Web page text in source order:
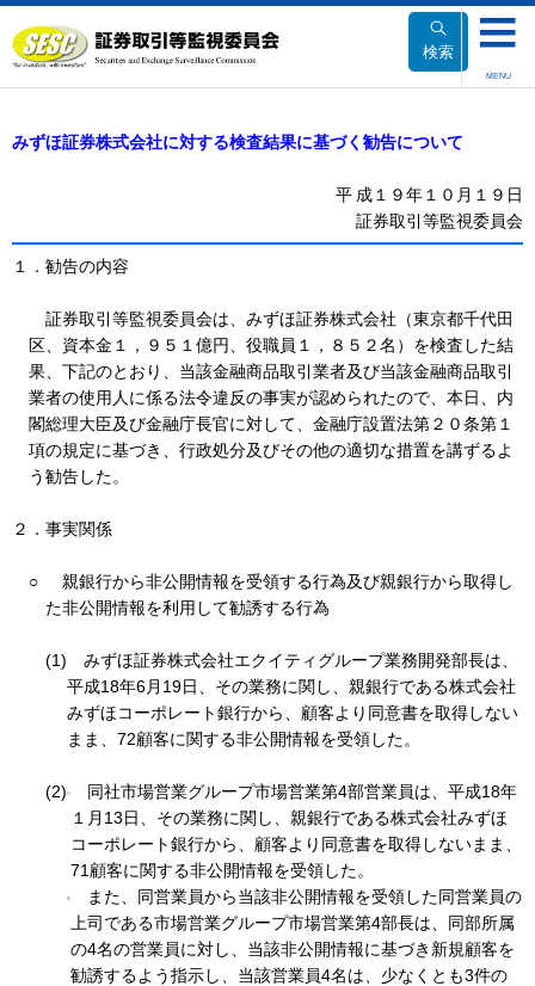
文
へ
検索
MENU
みずほ証券株式会社に対する検査結果に基づく勧告について
平 成１９年１０月１９日
証券取引等監視委員会
１ ．勧告の内容
証券取引等監視委員会は、みずほ証券株式会社（東京都千代田
区、資本金１，９５１億円、役職員１，８５２名）を検査した結
果、下記のとおり、当該金融商品取引業者及び当該金融商品取引
業者の使用人に係る法令違反の事実が認められたので、本日、内
閣総理大臣及び金融庁長官に対して、金融庁設置法第２０条第１
項の規定に基づき、行政処分及びその他の適切な措置を講ずるよ
う勧告した。
２ ．事実関係
○
親銀行から非公開情報を受領する行為及び親銀行から取得し
た非公開情報を利用して勧誘する行為
(1) みずほ証券株式会社エクイティグループ業務開発部長は、
平成18年6月19日、その業務に関し、親銀行である株式会社
みずほコーポレート銀行から、顧客より同意書を取得しない
まま、72顧客に関する非公開情報を受領した。
(2)
同社市場営業グループ市場営業第4部営業員は、平成18年
１月13日、その業務に関し、親銀行である株式会社みずほ
コーポレート銀行から、顧客より同意書を取得しないまま、
71顧客に関する非公開情報を受領した。
また、同営業員から当該非公開情報を受領した同営業員の
上司である市場営業グループ市場営業第4部長は、同部所属
の4名の営業員に対し、当該非公開情報に基づき新規顧客を
勧誘するよう指示し、当該営業員4名は、少なくとも3件の